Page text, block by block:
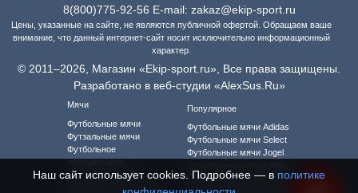
8(800)775-92-56 E-mail: zakaz@ekip-sport.ru
Цены, указанные на сайте, не являются публичной офертой. Обращаем ваше
внимание, что данный интернет-сайт носит исключительно информационный
характер.
© 2011–2026, Магазин «Ekip-sport.ru», Все права защищены.
Разработано в веб-студии «AlexSus.Ru»
Мячи
Футбольные мячи
Футзальные мячи
Футбольное
оборудование
Футбольная форма
Футбольная форма для
Популярное
Футбольные мячи Adidas
Футбольные мячи Select
Футбольные мячи Jogel
Футзальные мячи Select
Футзальные мячи Jogel
Наш сайт использует cookies. Подробнее — в политике